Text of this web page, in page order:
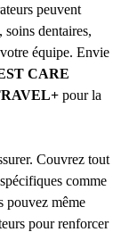
peuvent
soins dentaires,
équipe. Envie
CARE
pour la
Couvrez tout
comme
pouvez même
pour renforcer